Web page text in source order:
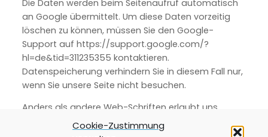
Cookie-Zustimmung
Die Daten werden beim Seitenaufruf automatisch
an Google übermittelt. Um diese Daten vorzeitig
löschen zu können, müssen Sie den Google-
Support auf https://support.google.com/?
hl=de&tid=311235355 kontaktieren.
Datenspeicherung verhindern Sie in diesem Fall nur,
wenn Sie unsere Seite nicht besuchen.
Anders als andere Web-Schriften erlaubt uns
Google uneingeschränkten Zugriff auf alle
Schriftarten. Wir können also unlimitiert auf ein Meer